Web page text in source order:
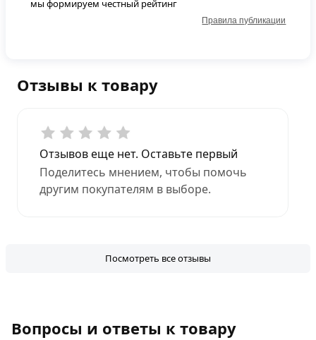
Отзывы к товару
Отзывов еще нет. Оставьте первый
Поделитесь мнением, чтобы помочь
другим покупателям в выборе.
Посмотреть все отзывы
мы формируем честный рейтинг
Правила публикации
Вопросы и ответы к товару